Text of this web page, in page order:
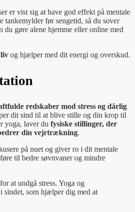
er vist sig at have god effekt på mentale
tankemylder før sengetid, så du sover
du gøre alene hjemme eller online med
og hjælper med dit energi og overskud.
redskaber mod stress og dårlig
dit sind til at blive stille og din krop til
yoga, laver du fysiske stillinger, der
din vejrtrækning.
på nuet og giver ro i dit mentale
til bedre søvnvaner og mindre
at undgå stress. Yoga og
sindet, som hjælper dig med at